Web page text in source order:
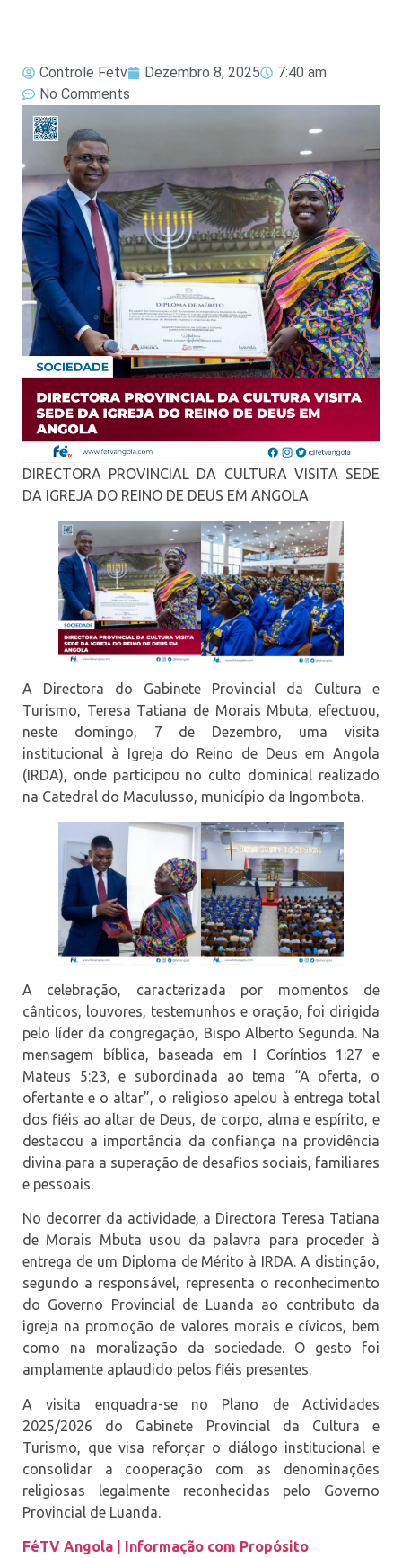
Controle Fetv Dezembro 8, 2025
7:40 am
No Comments
DIRECTORA PROVINCIAL DA CULTURA VISITA SEDE
DA IGREJA DO REINO DE DEUS EM ANGOLA
A Directora do Gabinete Provincial da Cultura e
Turismo, Teresa Tatiana de Morais Mbuta, efectuou,
neste domingo, 7 de Dezembro, uma visita
institucional à Igreja do Reino de Deus em Angola
(IRDA), onde participou no culto dominical realizado
na Catedral do Maculusso, município da Ingombota.
A celebração, caracterizada por momentos de
cânticos, louvores, testemunhos e oração, foi dirigida
pelo líder da congregação, Bispo Alberto Segunda. Na
mensagem bíblica, baseada em I Coríntios 1:27 e
Mateus 5:23, e subordinada ao tema “A oferta, o
ofertante e o altar”, o religioso apelou à entrega total
dos fiéis ao altar de Deus, de corpo, alma e espírito, e
destacou a importância da confiança na providência
divina para a superação de desafios sociais, familiares
e pessoais.
No decorrer da actividade, a Directora Teresa Tatiana
de Morais Mbuta usou da palavra para proceder à
entrega de um Diploma de Mérito à IRDA. A distinção,
segundo a responsável, representa o reconhecimento
do Governo Provincial de Luanda ao contributo da
igreja na promoção de valores morais e cívicos, bem
como na moralização da sociedade. O gesto foi
amplamente aplaudido pelos fiéis presentes.
A visita enquadra-se no Plano de Actividades
2025/2026 do Gabinete Provincial da Cultura e
Turismo, que visa reforçar o diálogo institucional e
consolidar a cooperação com as denominações
religiosas legalmente reconhecidas pelo Governo
Provincial de Luanda.
FéTV Angola | Informação com Propósito